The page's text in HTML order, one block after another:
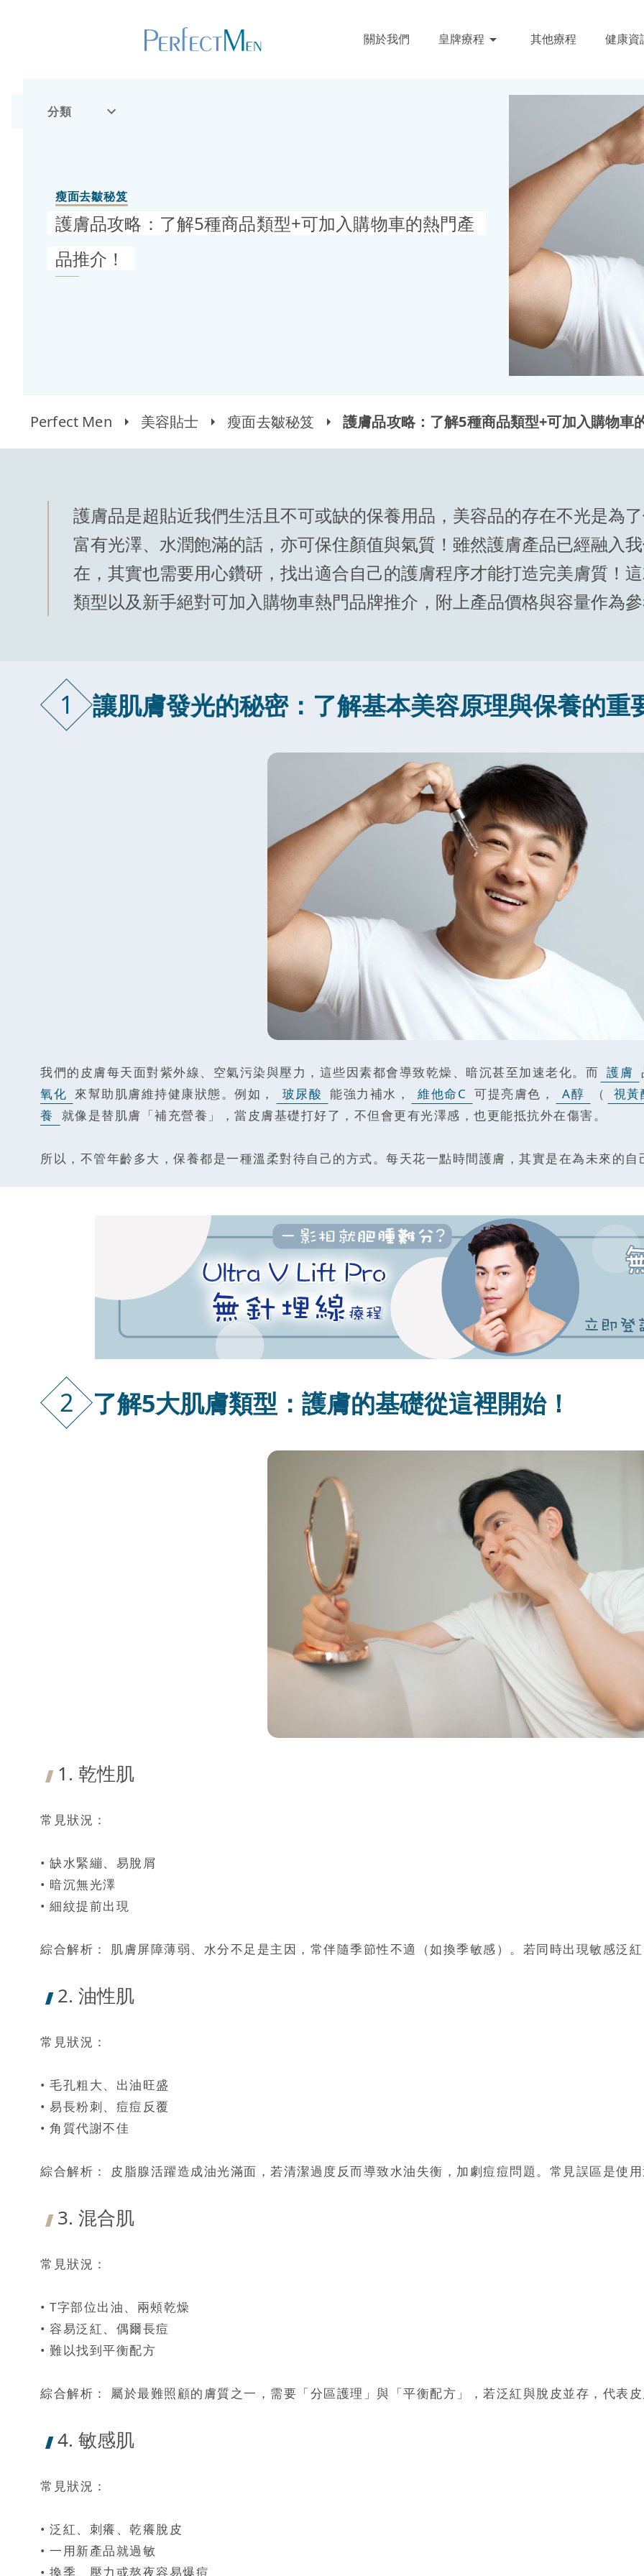
分類
關於我們 皇牌療程 其他療程 健康資
瘦面去皺秘笈
護膚品攻略：了解5種商品類型+可加入購物車的熱門產
品推介！
Perfect Men 美容貼士 瘦面去皺秘笈 護膚品攻略：了解5種商品類型+可加入購物車
護膚品是超貼近我們生活且不可或缺的保養用品，美容品的存在不光是為
富有光澤、水潤飽滿的話，亦可保住顏值與氣質！雖然護膚產品已經融入
在，其實也需要用心鑽研，找出適合自己的護膚程序才能打造完美膚質！
類型以及新手絕對可加入購物車熱門品牌推介，附上產品價格與容量作為
1 讓肌膚發光的秘密：了解基本美容原理與保養的重
我們的皮膚每天面對紫外線、空氣污染與壓力，這些因素都會導致乾燥、暗沉甚至加速老化。而 護膚
氧化 來幫助肌膚維持健康狀態。例如， 玻尿酸 能強力補水， 維他命C 可提亮膚色， A醇 （
視黃
養
就像是替肌膚「補充營養」，當皮膚基礎打好了，不但會更有光澤感，也更能抵抗外在傷害。
所以，不管年齡多大，保養都是一種溫柔對待自己的方式。每天花一點時間護膚，其實是在為未來的
2 了解5大肌膚類型：護膚的基礎從這裡開始！
1. 乾性肌
常見狀況：
• 缺水緊繃、易脫屑
• 暗沉無光澤
• 細紋提前出現
綜合解析： 肌膚屏障薄弱、水分不足是主因，常伴隨季節性不適（如換季敏感）。若同時出現敏感泛
2. 油性肌
常見狀況：
• 毛孔粗大、出油旺盛
• 易長粉刺、痘痘反覆
• 角質代謝不佳
綜合解析： 皮脂腺活躍造成油光滿面，若清潔過度反而導致水油失衡，加劇痘痘問題。常見誤區是使
3. 混合肌
常見狀況：
• T字部位出油、兩頰乾燥
• 容易泛紅、偶爾長痘
• 難以找到平衡配方
綜合解析： 屬於最難照顧的膚質之一，需要「分區護理」與「平衡配方」，若泛紅與脫皮並存，代表
4. 敏感肌
常見狀況：
• 泛紅、刺癢、乾癢脫皮
• 一用新產品就過敏
• 換季、壓力或熬夜容易爆痘